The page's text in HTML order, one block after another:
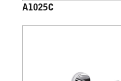
A1025C